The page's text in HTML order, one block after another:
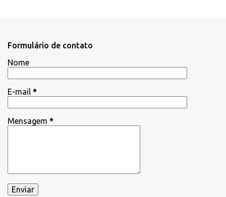
Formulário de contato
Nome
E-mail *
Mensagem *